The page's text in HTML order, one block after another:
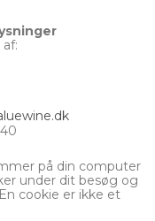
på din computer
under dit besøg og
cookie er ikke et